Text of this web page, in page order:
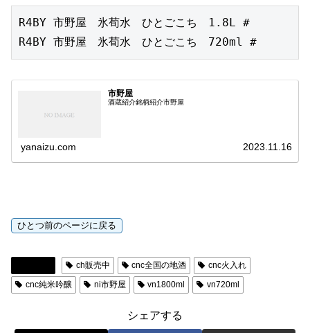
R4BY 市野屋　氷荀水　ひとごこち　1.8L #
R4BY 市野屋　氷荀水　ひとごこち　720ml #
市野屋
酒蔵紹介銘柄紹介市野屋
yanaizu.com 2023.11.16
ch販売中 cnc全国の地酒
cnc火入れ
cnc純米吟醸
ni市野屋 vn1800ml vn720ml
シェアする